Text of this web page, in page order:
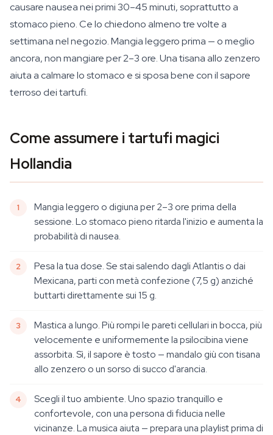
causare nausea nei primi 30–45 minuti, soprattutto a
stomaco pieno. Ce lo chiedono almeno tre volte a
settimana nel negozio. Mangia leggero prima — o meglio
ancora, non mangiare per 2–3 ore. Una tisana allo zenzero
aiuta a calmare lo stomaco e si sposa bene con il sapore
terroso dei tartufi.
Come assumere i tartufi magici
Hollandia
Mangia leggero o digiuna per 2–3 ore prima della
sessione. Lo stomaco pieno ritarda l'inizio e aumenta la
probabilità di nausea.
Pesa la tua dose. Se stai salendo dagli Atlantis o dai
Mexicana, parti con metà confezione (7,5 g) anziché
buttarti direttamente sui 15 g.
Mastica a lungo. Più rompi le pareti cellulari in bocca, più
velocemente e uniformemente la psilocibina viene
assorbita. Sì, il sapore è tosto — mandalo giù con tisana
allo zenzero o un sorso di succo d'arancia.
Scegli il tuo ambiente. Uno spazio tranquillo e
confortevole, con una persona di fiducia nelle
vicinanze. La musica aiuta — prepara una playlist prima di